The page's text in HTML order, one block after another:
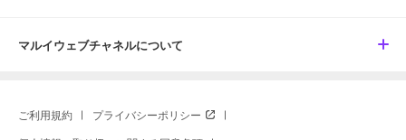
マルイウェブチャネルについて
ご利用規約 プライバシーポリシー